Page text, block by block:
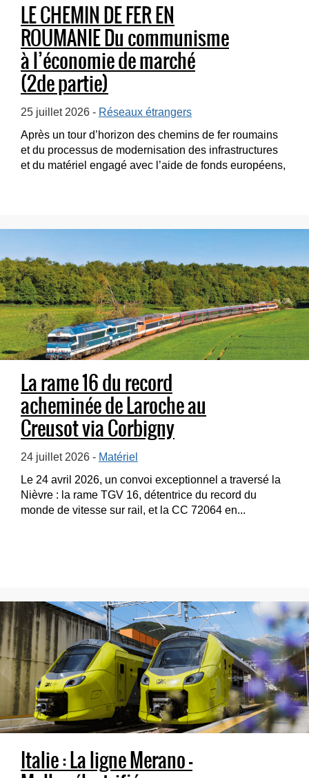
LE CHEMIN DE FER EN
ROUMANIE Du communisme
à l’économie de marché
(2de partie)
25 juillet 2026 - Réseaux étrangers
Après un tour d’horizon des chemins de fer roumains
et du processus de modernisation des infrastructures
et du matériel engagé avec l’aide de fonds européens,
La rame 16 du record
acheminée de Laroche au
Creusot via Corbigny
24 juillet 2026 - Matériel
Le 24 avril 2026, un convoi exceptionnel a traversé la
Nièvre : la rame TGV 16, détentrice du record du
monde de vitesse sur rail, et la CC 72064 en...
Italie : La ligne Merano –